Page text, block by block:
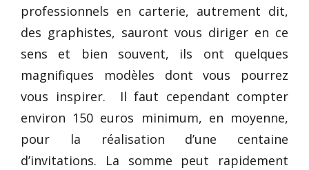
professionnels en carterie, autrement dit,
des graphistes, sauront vous diriger en ce
sens et bien souvent, ils ont quelques
magnifiques modèles dont vous pourrez
vous inspirer. Il faut cependant compter
environ 150 euros minimum, en moyenne,
pour la réalisation d’une centaine
d’invitations. La somme peut rapidement